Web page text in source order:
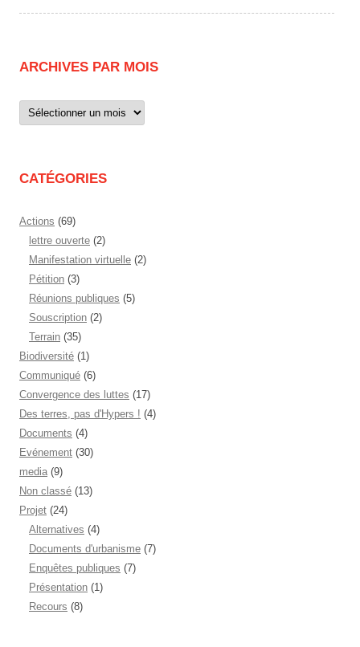
ARCHIVES PAR MOIS
Archives
par
CATÉGORIES
Actions (69)
lettre ouverte (2)
Manifestation virtuelle (2)
Pétition (3)
Réunions publiques (5)
Souscription (2)
Terrain (35)
Biodiversité (1)
Communiqué (6)
Convergence des luttes (17)
Des terres, pas d'Hypers ! (4)
Documents (4)
Evénement (30)
media (9)
Non classé (13)
Projet (24)
Alternatives (4)
Documents d'urbanisme (7)
Enquêtes publiques (7)
Présentation (1)
Recours (8)